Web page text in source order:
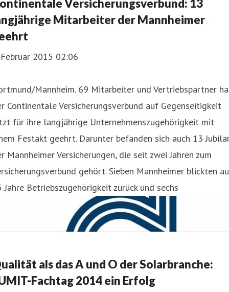
Versicherungsverbund: 13
Mitarbeiter der Mannheimer
2015 02:06
Mannheim. 69 Mitarbeiter und Vertriebspartner
Continentale Versicherungsverbund auf Gegenseitigkeit
für ihre langjährige Unternehmenszugehörigkeit mit
Festakt geehrt. Darunter befanden sich auch 13
Mannheimer Versicherungen, die seit zwei Jahren zum
gehört. Sieben Mannheimer blickten
Jahre Betriebszugehörigkeit zurück und sechs
als das A und O der Solarbranche:
Fachtag 2014 ein Erfolg